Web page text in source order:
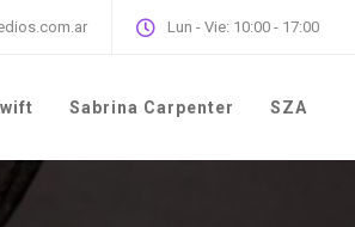
Lun - Vie: 10:00 - 17:00
Sabrina Carpenter SZA